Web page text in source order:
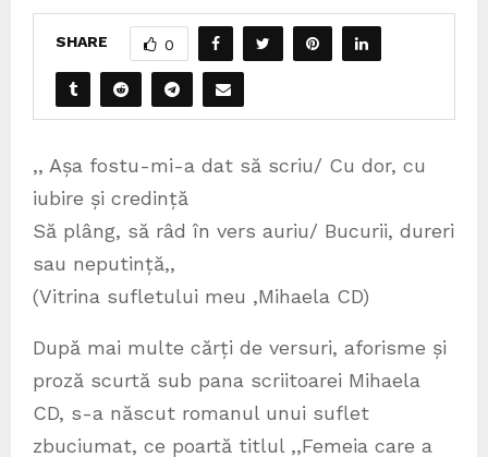
SHARE 0
,, Așa fostu-mi-a dat să scriu/ Cu dor, cu
iubire și credință
Să plâng, să râd în vers auriu/ Bucurii, dureri
sau neputință,,
(Vitrina sufletului meu ,Mihaela CD)
După mai multe cărți de versuri, aforisme și
proză scurtă sub pana scriitoarei Mihaela
CD, s-a născut romanul unui suflet
zbuciumat, ce poartă titlul ,,Femeia care a